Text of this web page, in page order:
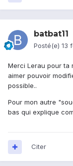
batbat11
Posté(e) 13
Merci Lerau pour ta
aimer pouvoir
possible..
Pour mon autre
bas qui explique
Citer